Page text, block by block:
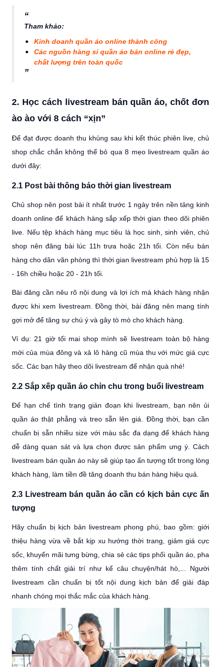
Tham khảo:
Kinh doanh quần áo online thành công
Các nguồn hàng sỉ quần áo bán online rẻ đẹp,
chất lượng trên toàn quốc
2. Học cách livestream bán quần áo, chốt đơn
ào ào với 8 cách “xịn”
Để đạt được doanh thu khủng sau khi kết thúc phiên live, chủ
shop chắc chắn không thể bỏ qua 8 mẹo livestream quần áo
dưới đây:
2.1 Post bài thông báo thời gian livestream
Chủ shop nên post bài ít nhất trước 1 ngày trên nền tảng kinh
doanh online để khách hàng sắp xếp thời gian theo dõi phiên
live. Nếu tệp khách hàng mục tiêu là học sinh, sinh viên, chủ
shop nên đăng bài lúc 11h trưa hoặc 21h tối. Còn nếu bán
hàng cho dân văn phòng thì thời gian livestream phù hợp là 15
- 16h chiều hoặc 20 - 21h tối.
Bài đăng cần nêu rõ nội dung và lợi ích mà khách hàng nhận
được khi xem livestream. Đồng thời, bài đăng nên mang tính
gợi mở để tăng sự chú ý và gây tò mò cho khách hàng.
Ví dụ: 21 giờ tối mai shop mình sẽ livestream toàn bộ hàng
mới của mùa đông và xả lô hàng cũ mùa thu với mức giá cực
sốc. Các bạn hãy theo dõi livestream để nhận quà nhé!
2.2 Sắp xếp quần áo chỉn chu trong buổi livestream
Để hạn chế tình trạng gián đoạn khi livestream, bạn nên ủi
quần áo thật phẳng và treo sẵn lên giá. Đồng thời, bạn cần
chuẩn bị sẵn nhiều size với màu sắc đa dạng để khách hàng
dễ dàng quan sát và lựa chọn được sản phẩm ưng ý. Cách
livestream bán quần áo này sẽ giúp tạo ấn tượng tốt trong lòng
khách hàng, làm tiền đề tăng doanh thu bán hàng hiệu quả.
2.3 Livestream bán quần áo cần có kịch bản cực ấn
tượng
Hãy chuẩn bị kịch bản livestream phong phú, bao gồm: giới
thiệu hàng vừa về bắt kịp xu hướng thời trang, giảm giá cực
sốc, khuyến mãi tưng bừng, chia sẻ các tips phối quần áo, pha
thêm tính chất giải trí như kể câu chuyện/hát hò,... Người
livestream cần chuẩn bị tốt nội dung kịch bản để giải đáp
nhanh chóng mọi thắc mắc của khách hàng.